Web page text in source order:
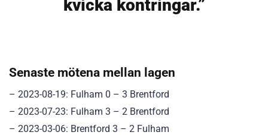
kvicka kontringar.”
Senaste mötena mellan lagen
– 2023-08-19: Fulham 0 – 3 Brentford
– 2023-07-23: Fulham 3 – 2 Brentford
– 2023-03-06: Brentford 3 – 2 Fulham